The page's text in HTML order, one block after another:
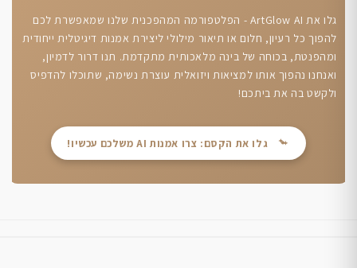
גלו את ArtGlow AI - הפלטפורמה המהפכנית שלנו שמאפשרת לכם
להפוך כל רעיון, חלום או תיאור מילולי ליצירת אמנות דיגיטלית ייחודית
ומהפנטת, בכוחה של בינה מלאכותית מתקדמת. תנו דרור לדמיון,
ואנחנו נהפוך אותו למציאות ויזואלית עוצרת נשימה, שתוכלו להדפיס
ולקשט בה את ביתכם!
גלו את הקסם: צרו אמנות AI משלכם עכשיו!